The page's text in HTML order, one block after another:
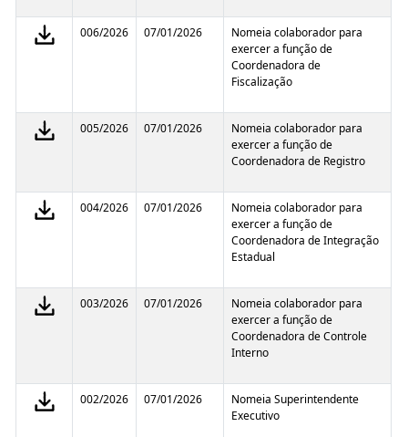
006/2026 07/01/2026
Nomeia colaborador para
exercer a função de
Coordenadora de
Fiscalização
005/2026 07/01/2026
Nomeia colaborador para
exercer a função de
Coordenadora de Registro
004/2026 07/01/2026
Nomeia colaborador para
exercer a função de
Coordenadora de Integração
Estadual
003/2026 07/01/2026
Nomeia colaborador para
exercer a função de
Coordenadora de Controle
Interno
002/2026 07/01/2026
Nomeia Superintendente
Executivo